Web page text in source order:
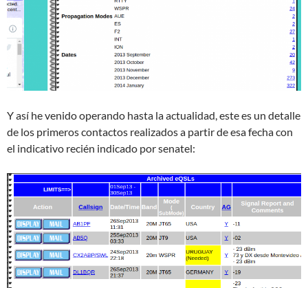
Y así he venido operando hasta la actualidad, este es un detalle
de los primeros contactos realizados a partir de esa fecha con
el indicativo recién indicado por senatel: